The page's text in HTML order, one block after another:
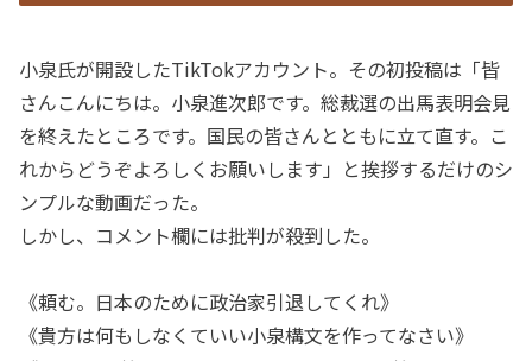
小泉氏が開設したTikTokアカウント。その初投稿は「皆
さんこんにちは。小泉進次郎です。総裁選の出馬表明会見
を終えたところです。国民の皆さんとともに立て直す。こ
れからどうぞよろしくお願いします」と挨拶するだけのシ
ンプルな動画だった。
しかし、コメント欄には批判が殺到した。
《頼む。日本のために政治家引退してくれ》
《貴方は何もしなくていい小泉構文を作ってなさい》